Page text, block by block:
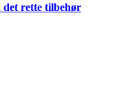
rette tilbehør